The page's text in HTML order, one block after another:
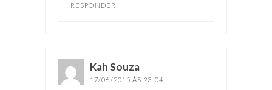
RESPONDER
Kah Souza
17/06/2015 ÀS 23:04